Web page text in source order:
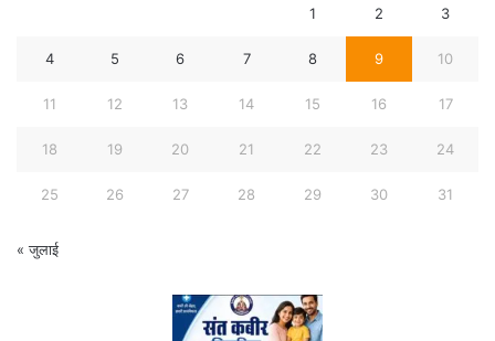
1 2 3
4 5 6 7 8 9 10
11 12 13 14 15 16 17
18 19 20 21 22 23 24
25 26 27 28 29 30 31
« जुलाई